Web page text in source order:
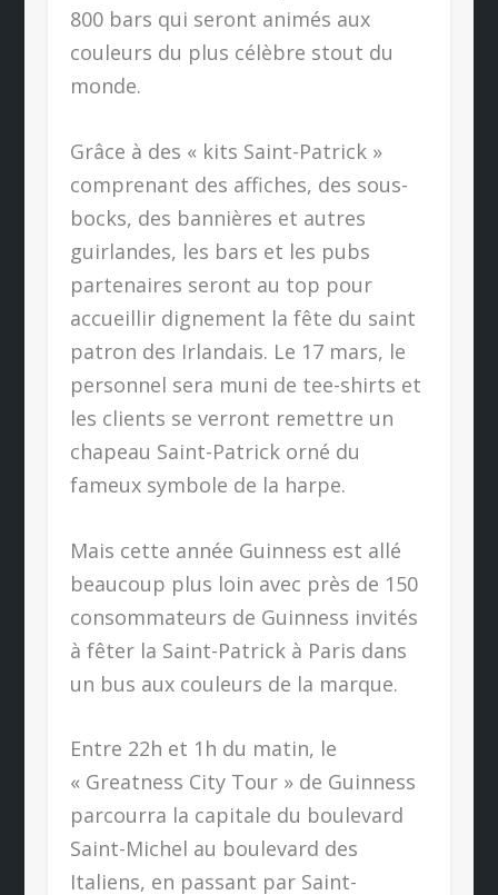
800 bars qui seront animés aux
couleurs du plus célèbre stout du
monde.
Grâce à des « kits Saint-Patrick »
comprenant des affiches, des sous-
bocks, des bannières et autres
guirlandes, les bars et les pubs
partenaires seront au top pour
accueillir dignement la fête du saint
patron des Irlandais. Le 17 mars, le
personnel sera muni de tee-shirts et
les clients se verront remettre un
chapeau Saint-Patrick orné du
fameux symbole de la harpe.
Mais cette année Guinness est allé
beaucoup plus loin avec près de 150
consommateurs de Guinness invités
à fêter la Saint-Patrick à Paris dans
un bus aux couleurs de la marque.
Entre 22h et 1h du matin, le
« Greatness City Tour » de Guinness
parcourra la capitale du boulevard
Saint-Michel au boulevard des
Italiens, en passant par Saint-